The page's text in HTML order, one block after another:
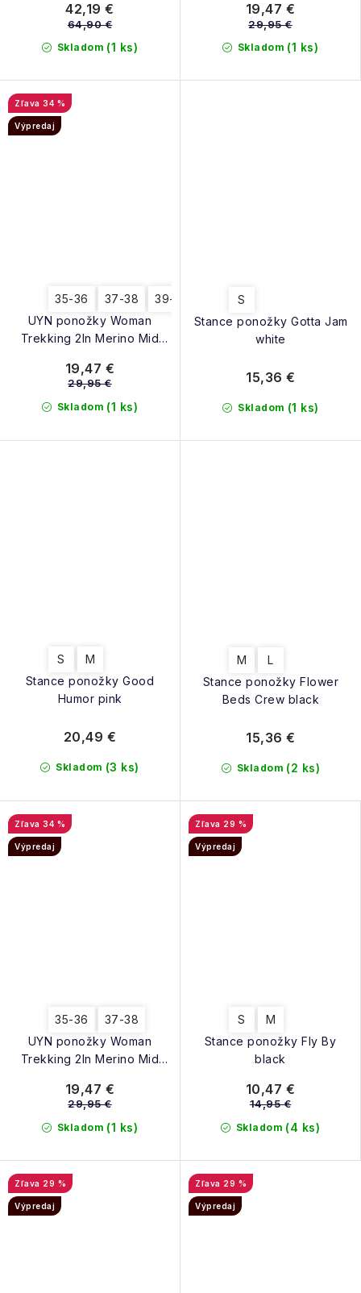
Skladom (1 ks)
42,19 €
64,90 €
Skladom (1 ks)
19,47 €
29,95 €
UYN ponožky Woman
Trekking 2In Merino Mid
34 %
Výpredaj
35-36 37-38 39-40
Skladom (1 ks)
19,47 €
29,95 €
Stance ponožky Gotta Jam
white
S
Skladom (1 ks)
15,36 €
Stance ponožky Good
Humor pink
S M
Skladom (3 ks)
20,49 €
Stance ponožky Flower
Beds Crew black
M L
Skladom (2 ks)
15,36 €
UYN ponožky Woman
Trekking 2In Merino Mid
34 %
Výpredaj
35-36 37-38
Skladom (1 ks)
19,47 €
29,95 €
Stance ponožky Fly By
black
29 %
Výpredaj
S M
Skladom (4 ks)
10,47 €
14,95 €
29 %
Výpredaj
29 %
Výpredaj